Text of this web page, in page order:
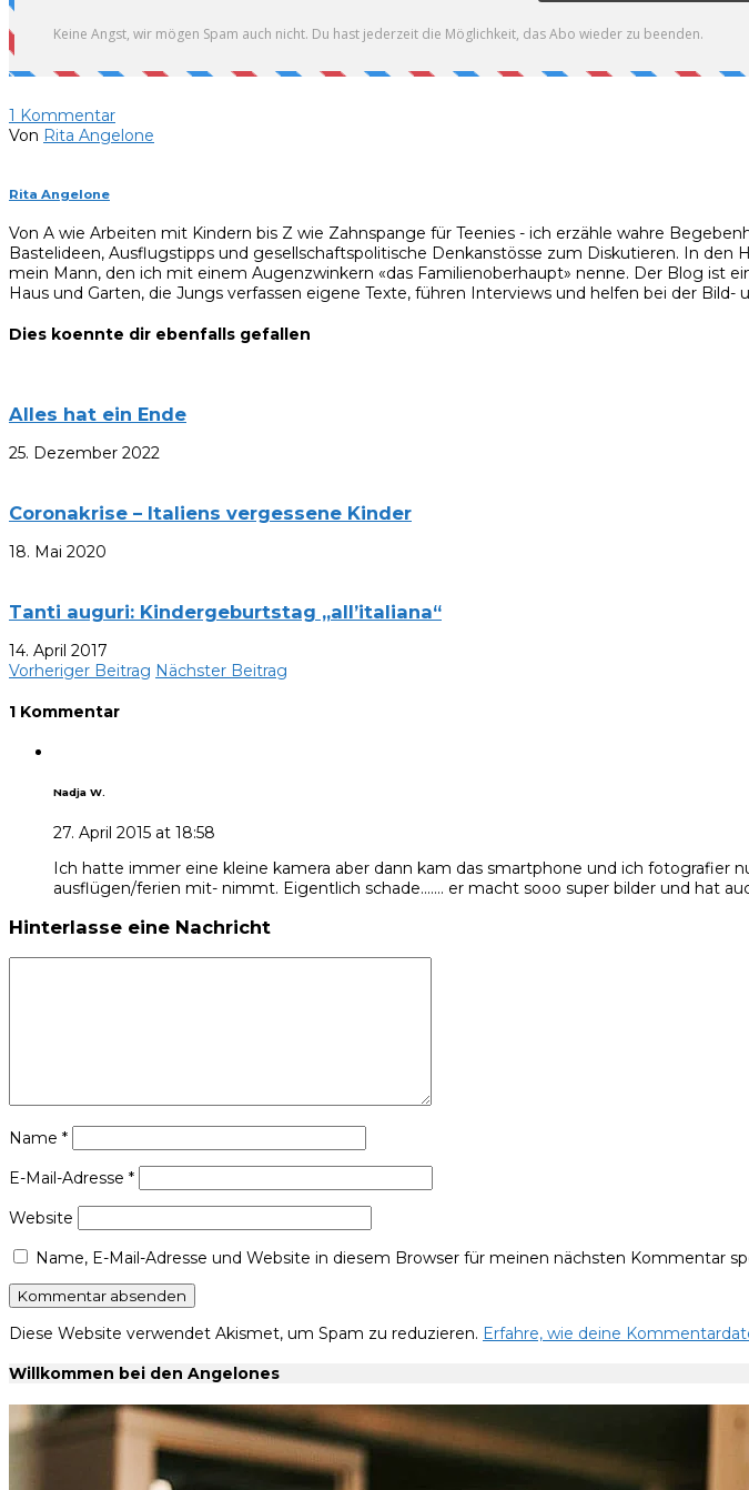
1 Kommentar
Von Rita Angelone
Rita Angelone
Von A wie Arbeiten mit Kindern bis Z wie Zahnspange für Teenies - ich erzähle wahre
Bastelideen, Ausflugstipps und gesellschaftspolitische Denkanstösse zum Diskutieren. In den
mein Mann, den ich mit einem Augenzwinkern «das Familienoberhaupt» nenne. Der Blog ist
Haus und Garten, die Jungs verfassen eigene Texte, führen Interviews und helfen bei der Bild-
Dies koennte dir ebenfalls gefallen
Alles hat ein Ende
25. Dezember 2022
Coronakrise – Italiens vergessene Kinder
18. Mai 2020
Tanti auguri: Kindergeburtstag „all’italiana“
14. April 2017
Vorheriger Beitrag Nächster Beitrag
1 Kommentar
Nadja W.
27. April 2015 at 18:58
Ich hatte immer eine kleine kamera aber dann kam das smartphone und ich fotografier
ausflügen/ferien mit- nimmt. Eigentlich schade……. er macht sooo super bilder und hat
Hinterlasse eine Nachricht
Name *
E-Mail-Adresse *
Website
Name, E-Mail-Adresse und Website in diesem Browser für meinen nächsten Kommentar
Diese Website verwendet Akismet, um Spam zu reduzieren. Erfahre, wie deine
Willkommen bei den Angelones